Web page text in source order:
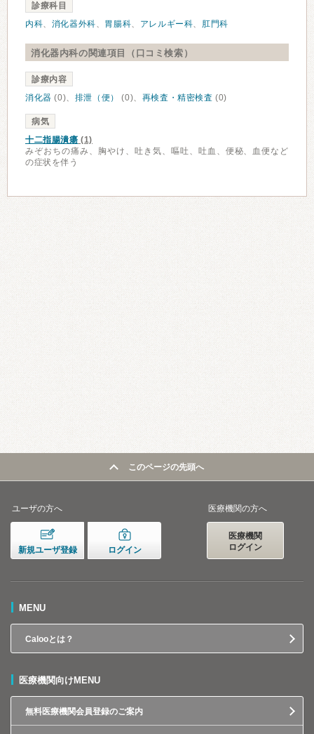
診療科目
内科、 消化器外科、 胃腸科、 アレルギー科、 肛門科
消化器内科の関連項目（口コミ検索）
診療内容
消化器 (0)、 排泄（便） (0)、 再検査・精密検査 (0)
病気
十二指腸潰瘍 (1)
みぞおちの痛み、胸やけ、吐き気、嘔吐、吐血、便秘、血便など
の症状を伴う
このページの先頭へ
ユーザの方へ
新規ユーザ登録 ログイン
医療機関の方へ
医療機関
ログイン
MENU
Calooとは？
医療機関向けMENU
無料医療機関会員登録のご案内